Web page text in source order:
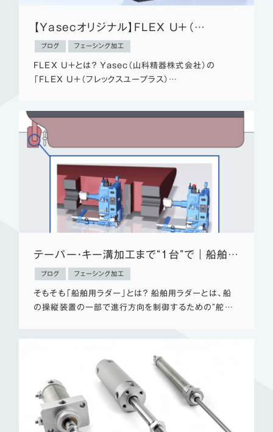
【Yasecオリジナル】FLEX U＋（…
ブログ フェーシング加工
FLEX U＋とは？ Yasec（山科精器株式会社）の
「FLEX U＋（フレックスユープラス）…
テーパー・キー溝加工まで“1台”で｜船舶…
ブログ フェーシング加工
そもそも「船舶用ラダー」とは？ 船舶用ラダーとは、船
の操縦装置の一部で進行方向を制御するための”舵…